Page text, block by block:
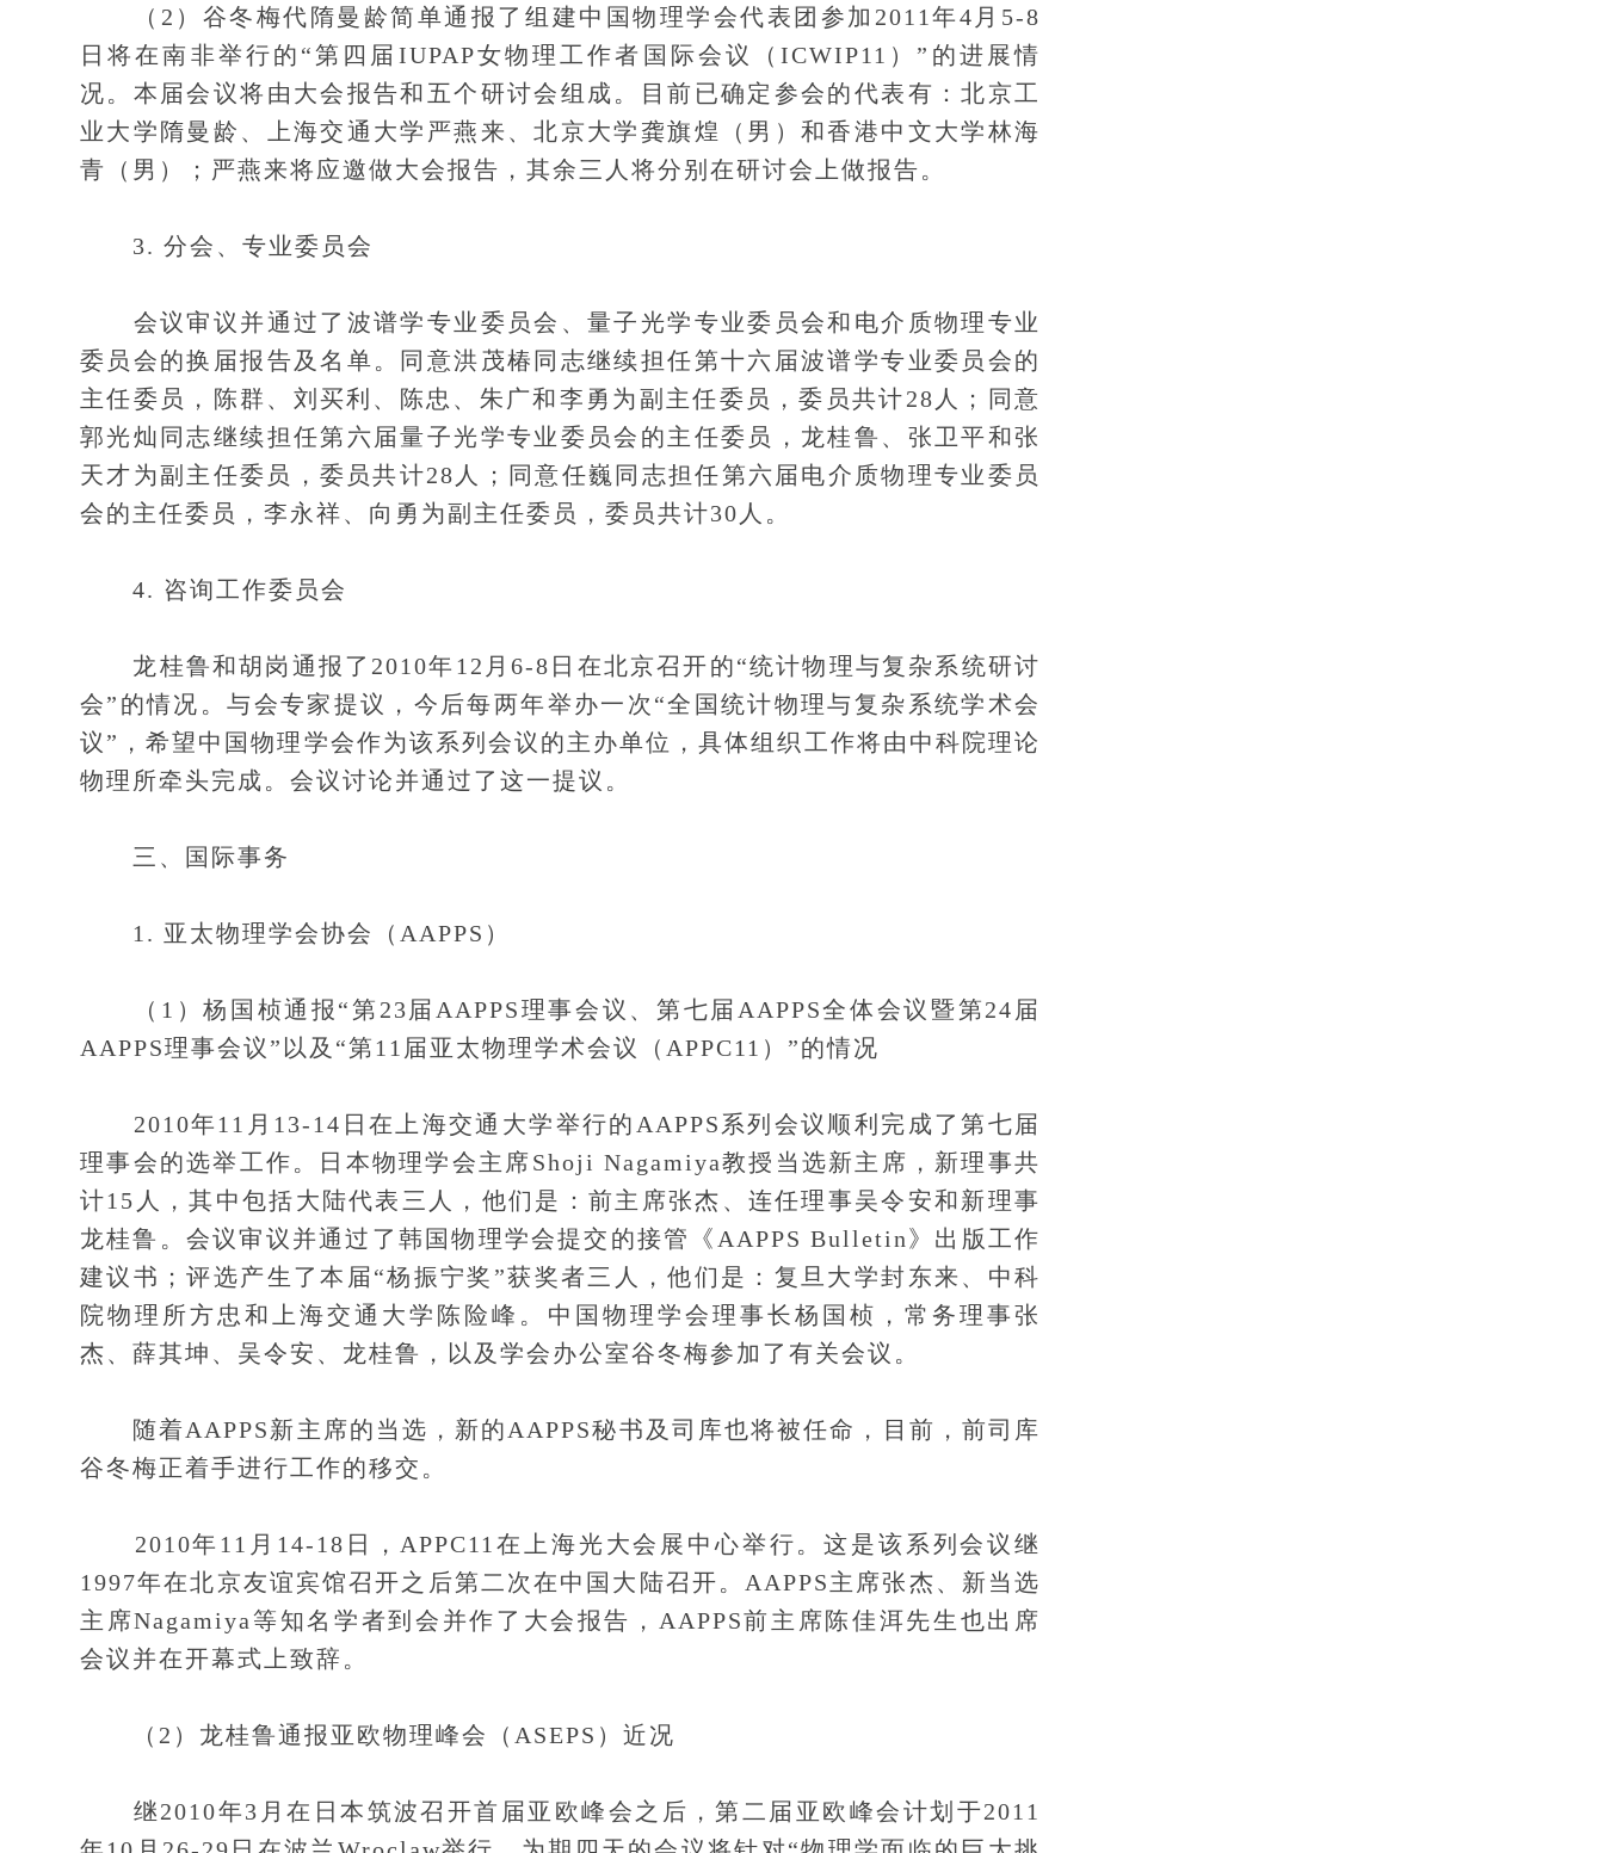
（2）谷冬梅代隋曼龄简单通报了组建中国物理学会代表团参加2011年4月5-8
日将在南非举行的“第四届IUPAP女物理工作者国际会议（ICWIP11）”的进展情
况。本届会议将由大会报告和五个研讨会组成。目前已确定参会的代表有：北京工
业大学隋曼龄、上海交通大学严燕来、北京大学龚旗煌（男）和香港中文大学林海
青（男）；严燕来将应邀做大会报告，其余三人将分别在研讨会上做报告。
3. 分会、专业委员会
会议审议并通过了波谱学专业委员会、量子光学专业委员会和电介质物理专业
委员会的换届报告及名单。同意洪茂椿同志继续担任第十六届波谱学专业委员会的
主任委员，陈群、刘买利、陈忠、朱广和李勇为副主任委员，委员共计28人；同意
郭光灿同志继续担任第六届量子光学专业委员会的主任委员，龙桂鲁、张卫平和张
天才为副主任委员，委员共计28人；同意任巍同志担任第六届电介质物理专业委员
会的主任委员，李永祥、向勇为副主任委员，委员共计30人。
4. 咨询工作委员会
龙桂鲁和胡岗通报了2010年12月6-8日在北京召开的“统计物理与复杂系统研讨
会”的情况。与会专家提议，今后每两年举办一次“全国统计物理与复杂系统学术会
议”，希望中国物理学会作为该系列会议的主办单位，具体组织工作将由中科院理论
物理所牵头完成。会议讨论并通过了这一提议。
三、国际事务
1. 亚太物理学会协会（AAPPS）
（1）杨国桢通报“第23届AAPPS理事会议、第七届AAPPS全体会议暨第24届
AAPPS理事会议”以及“第11届亚太物理学术会议（APPC11）”的情况
2010年11月13-14日在上海交通大学举行的AAPPS系列会议顺利完成了第七届
理事会的选举工作。日本物理学会主席Shoji Nagamiya教授当选新主席，新理事共
计15人，其中包括大陆代表三人，他们是：前主席张杰、连任理事吴令安和新理事
龙桂鲁。会议审议并通过了韩国物理学会提交的接管《AAPPS Bulletin》出版工作
建议书；评选产生了本届“杨振宁奖”获奖者三人，他们是：复旦大学封东来、中科
院物理所方忠和上海交通大学陈险峰。中国物理学会理事长杨国桢，常务理事张
杰、薛其坤、吴令安、龙桂鲁，以及学会办公室谷冬梅参加了有关会议。
随着AAPPS新主席的当选，新的AAPPS秘书及司库也将被任命，目前，前司库
谷冬梅正着手进行工作的移交。
2010年11月14-18日，APPC11在上海光大会展中心举行。这是该系列会议继
1997年在北京友谊宾馆召开之后第二次在中国大陆召开。AAPPS主席张杰、新当选
主席Nagamiya等知名学者到会并作了大会报告，AAPPS前主席陈佳洱先生也出席
会议并在开幕式上致辞。
（2）龙桂鲁通报亚欧物理峰会（ASEPS）近况
继2010年3月在日本筑波召开首届亚欧峰会之后，第二届亚欧峰会计划于2011